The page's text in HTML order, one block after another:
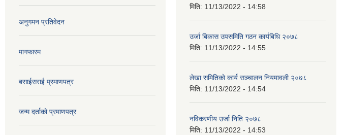
अनुगमन प्रतिवेदन
मागफारम
बसाईसराई प्रमाणपत्र
जन्म दर्ताको प्रमाणपत्र
मिति: 11/13/2022 - 14:58
उर्जा बिकास उपसमिति गठन कार्यबिधि २०७८
मिति: 11/13/2022 - 14:55
लेखा समितिको कार्य सञ्चालन नियमावली २०७८
मिति: 11/13/2022 - 14:54
नविकरणीय उर्जा निति २०७८
मिति: 11/13/2022 - 14:53